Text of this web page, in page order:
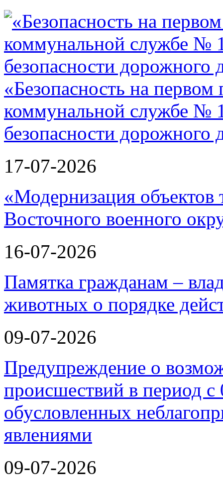
«Безопасность на
коммунальной службе №
безопасности дорожного
17-07-2026
«Модернизация объектов
Восточного военного
16-07-2026
Памятка гражданам –
животных о порядке
09-07-2026
Предупреждение о
происшествий в период
обусловленных
явлениями
09-07-2026